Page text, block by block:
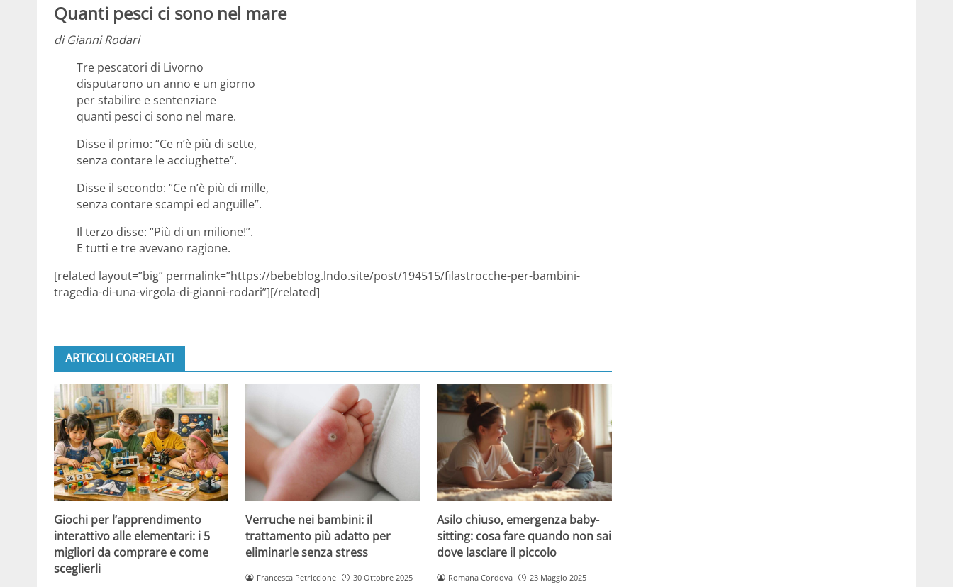
Quanti pesci ci sono nel mare
di Gianni Rodari
Tre pescatori di Livorno
disputarono un anno e un giorno
per stabilire e sentenziare
quanti pesci ci sono nel mare.
Disse il primo: “Ce n’è più di sette,
senza contare le acciughette”.
Disse il secondo: “Ce n’è più di mille,
senza contare scampi ed anguille”.
Il terzo disse: “Più di un milione!”.
E tutti e tre avevano ragione.
[related layout=”big” permalink=”https://bebeblog.lndo.site/post/194515/filastrocche-per-bambini-
tragedia-di-una-virgola-di-gianni-rodari”][/related]
ARTICOLI CORRELATI
Giochi per l’apprendimento
interattivo alle elementari: i 5
migliori da comprare e come
sceglierli
Verruche nei bambini: il
trattamento più adatto per
eliminarle senza stress
Francesca Petriccione 30 Ottobre 2025
Asilo chiuso, emergenza baby-
sitting: cosa fare quando non sai
dove lasciare il piccolo
Romana Cordova 23 Maggio 2025